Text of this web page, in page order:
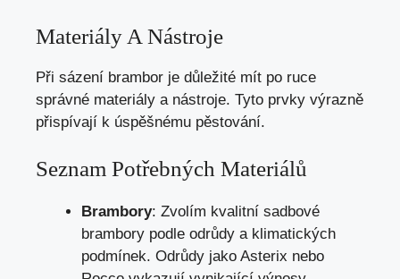
Materiály A Nástroje
Při sázení brambor je důležité mít po ruce
správné materiály a nástroje. Tyto prvky výrazně
přispívají k úspěšnému pěstování.
Seznam Potřebných Materiálů
Brambory: Zvolím kvalitní sadbové
brambory podle odrůdy a klimatických
podmínek. Odrůdy jako Asterix nebo